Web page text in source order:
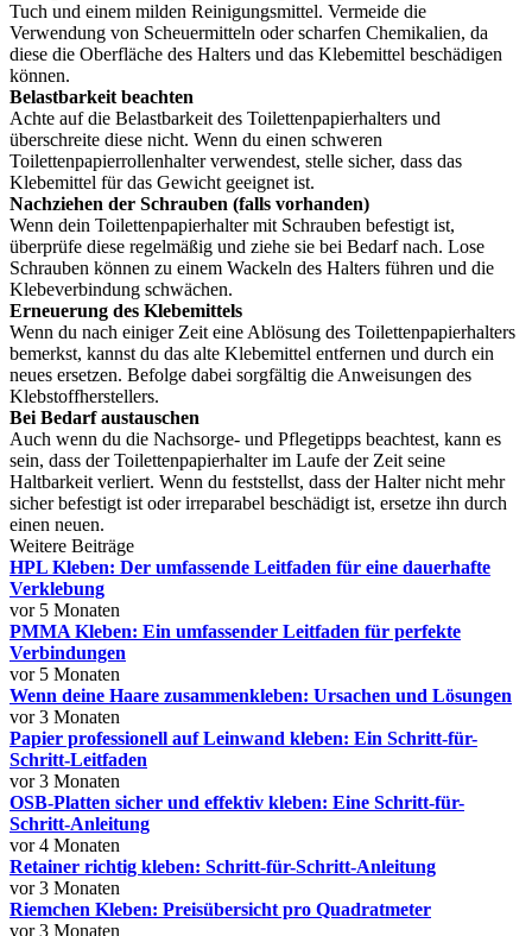
Tuch und einem milden Reinigungsmittel. Vermeide die
Verwendung von Scheuermitteln oder scharfen Chemikalien, da
diese die Oberfläche des Halters und das Klebemittel beschädigen
können.
Belastbarkeit beachten
Achte auf die Belastbarkeit des Toilettenpapierhalters und
überschreite diese nicht. Wenn du einen schweren
Toilettenpapierrollenhalter verwendest, stelle sicher, dass das
Klebemittel für das Gewicht geeignet ist.
Nachziehen der Schrauben (falls vorhanden)
Wenn dein Toilettenpapierhalter mit Schrauben befestigt ist,
überprüfe diese regelmäßig und ziehe sie bei Bedarf nach. Lose
Schrauben können zu einem Wackeln des Halters führen und die
Klebeverbindung schwächen.
Erneuerung des Klebemittels
Wenn du nach einiger Zeit eine Ablösung des Toilettenpapierhalters
bemerkst, kannst du das alte Klebemittel entfernen und durch ein
neues ersetzen. Befolge dabei sorgfältig die Anweisungen des
Klebstoffherstellers.
Bei Bedarf austauschen
Auch wenn du die Nachsorge- und Pflegetipps beachtest, kann es
sein, dass der Toilettenpapierhalter im Laufe der Zeit seine
Haltbarkeit verliert. Wenn du feststellst, dass der Halter nicht mehr
sicher befestigt ist oder irreparabel beschädigt ist, ersetze ihn durch
einen neuen.
Weitere Beiträge
HPL Kleben: Der umfassende Leitfaden für eine dauerhafte
Verklebung
vor 5 Monaten
PMMA Kleben: Ein umfassender Leitfaden für perfekte
Verbindungen
vor 5 Monaten
Wenn deine Haare zusammenkleben: Ursachen und Lösungen
vor 3 Monaten
Papier professionell auf Leinwand kleben: Ein Schritt-für-
Schritt-Leitfaden
vor 3 Monaten
OSB-Platten sicher und effektiv kleben: Eine Schritt-für-
Schritt-Anleitung
vor 4 Monaten
Retainer richtig kleben: Schritt-für-Schritt-Anleitung
vor 3 Monaten
Riemchen Kleben: Preisübersicht pro Quadratmeter
vor 3 Monaten